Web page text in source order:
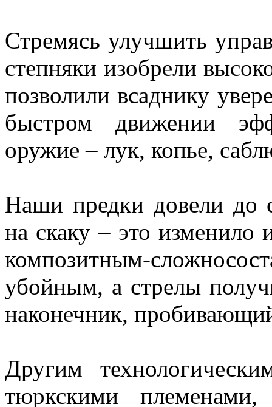
Стремясь улучшить
степняки изобрели
позволили всаднику
быстром движении
оружие – лук, копье,
Наши предки довели до
на скаку – это изменило
композитным-
убойным, а стрелы
наконечник,
Другим
тюркскими